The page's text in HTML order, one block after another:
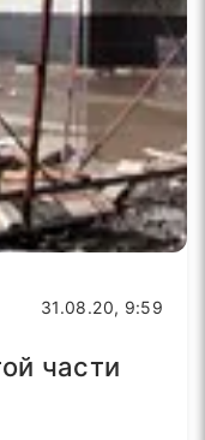
31.08.20, 9:59
части